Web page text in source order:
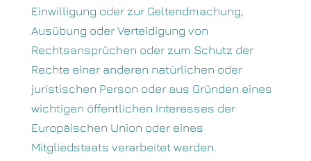
Einwilligung oder zur Geltendmachung,
Ausübung oder Verteidigung von
Rechtsansprüchen oder zum Schutz der
Rechte einer anderen natürlichen oder
juristischen Person oder aus Gründen eines
wichtigen öffentlichen Interesses der
Europäischen Union oder eines
Mitgliedstaats verarbeitet werden.